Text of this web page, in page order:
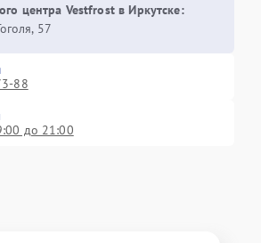
центра Vestfrost в Иркутске:
57
88
до 21:00